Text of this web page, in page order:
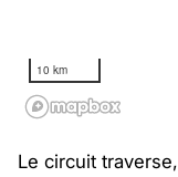
10 km
Le circuit